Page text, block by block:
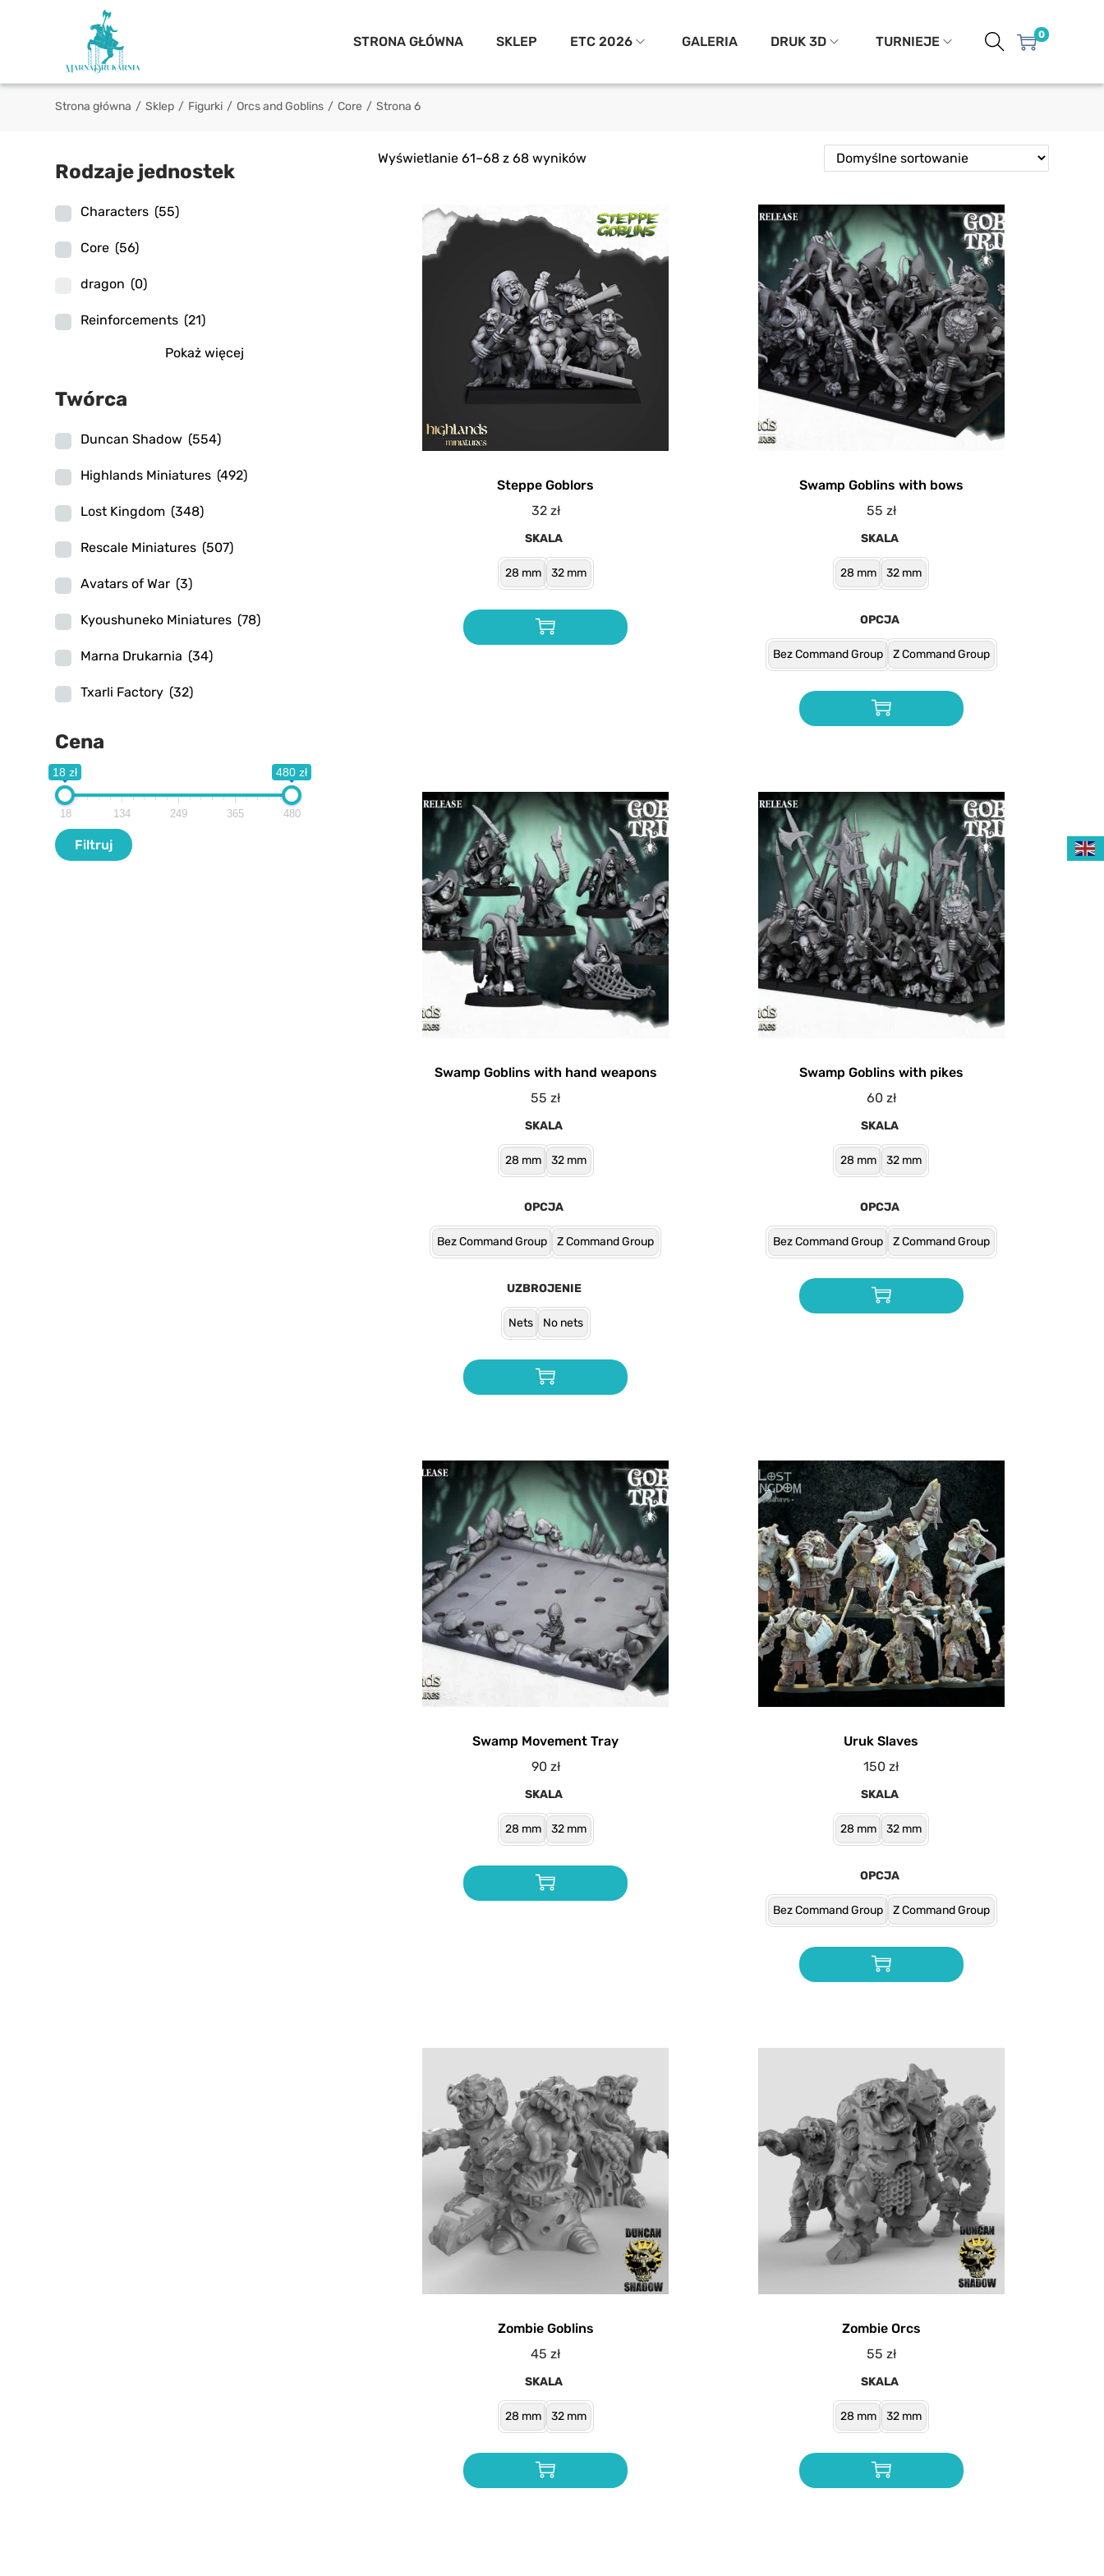
STRONA GŁÓWNA SKLEP ETC 2026 GALERIA DRUK 3D TURNIEJE 0
Strona główna / Sklep / Figurki / Orcs and Goblins / Core / Strona 6
Wyświetlanie 61–68 z 68 wyników
Steppe Goblors
32 zł
SKALA
28 mm 32 mm
Swamp Goblins with bows
55 zł
SKALA
28 mm 32 mm
OPCJA
Bez Command Group Z Command Group
Swamp Goblins with hand weapons
55zł
SKALA
28 mm 32 mm
OPCJA
Bez Command Group Z Command Group
UZBROJENIE
Nets No nets
Swamp Goblins with pikes
60 zł
SKALA
28 mm 32 mm
OPCJA
Bez Command Group Z Command Group
Swamp Movement Tray
90 zł
SKALA
28 mm 32 mm
Uruk Slaves
150zł
SKALA
28 mm 32 mm
OPCJA
Bez Command Group Z Command Group
Zombie Goblins
45zł
SKALA
28 mm 32 mm
Zombie Orcs
55 zł
SKALA
28 mm 32 mm
Rodzaje jednostek
Characters (55)
Core (56)
dragon (0)
Reinforcements (21)
Pokaż więcej
Twórca
Duncan Shadow (554)
Highlands Miniatures (492)
Lost Kingdom (348)
Rescale Miniatures (507)
Avatars of War (3)
Kyoushuneko Miniatures (78)
Marna Drukarnia (34)
Txarli Factory (32)
Cena
18 zł 480 zł
18 134 249 365 480
Filtr